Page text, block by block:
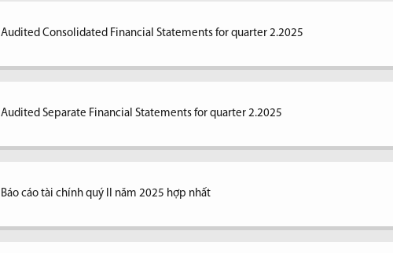
Audited Consolidated Financial Statements for quarter 2.2025
Audited Separate Financial Statements for quarter 2.2025
Báo cáo tài chính quý II năm 2025 hợp nhất